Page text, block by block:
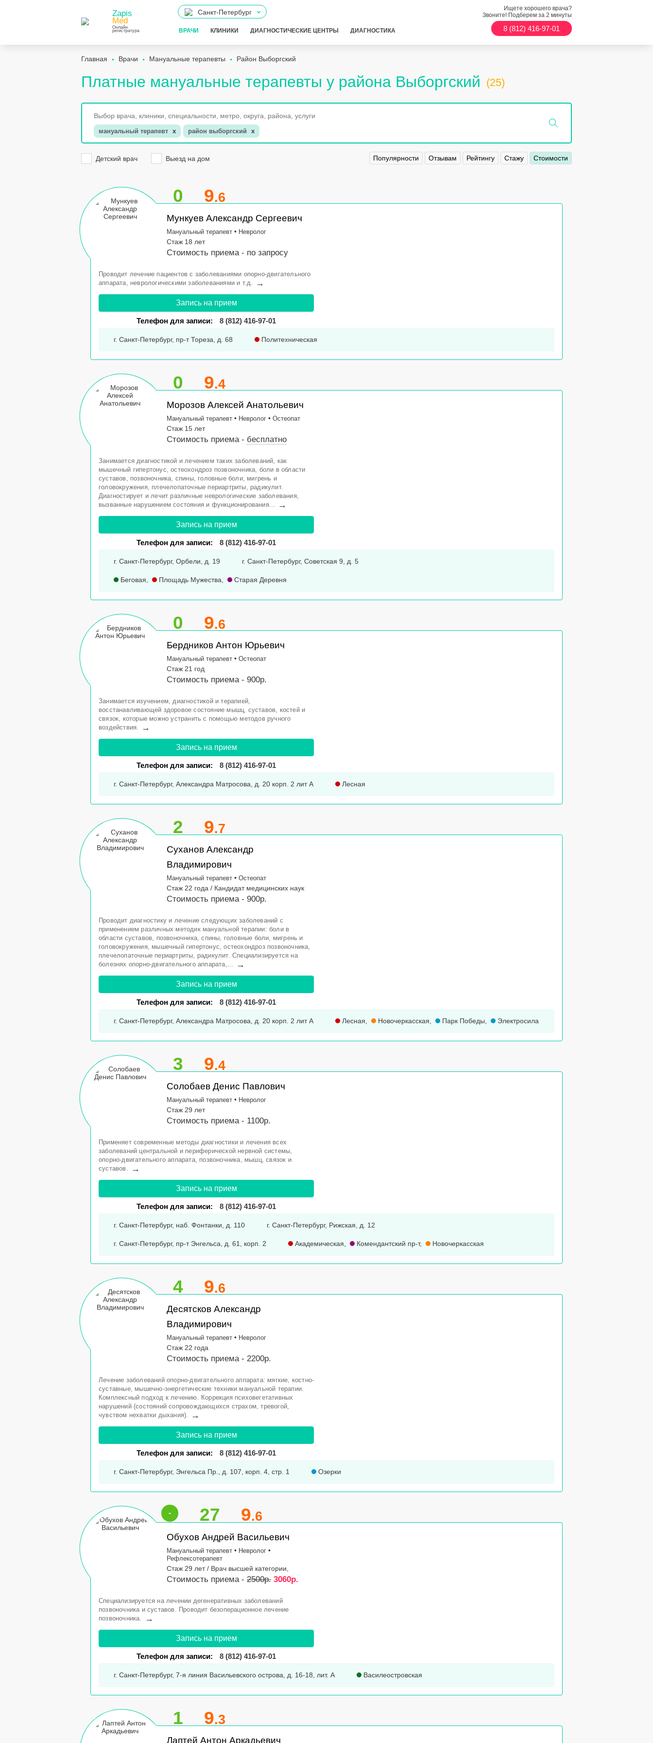
Zapis
Med
Онлайн
регистратура
Ищете хорошего врача?
Звоните! Подберем за 2 минуты
8 (812) 416-97-01
Санкт-Петербург
ВРАЧИ КЛИНИКИ ДИАГНОСТИЧЕСКИЕ ЦЕНТРЫ ДИАГНОСТИКА
Главная Врачи Мануальные терапевты Район Выборгский
Платные мануальные терапевты у района Выборгский (25)
мануальный терапевт x район выборгский x
Детский врач Выезд на дом Популярности Отзывам Рейтингу Стажу Стоимости
0 9.6
Мункуев Александр Сергеевич
Мануальный терапевт • Невролог
Стаж 18 лет
Стоимость приема - по запросу
Проводит лечение пациентов с заболеваниями опорно-двигательного
аппарата, неврологическими заболеваниями и т.д.
→
Запись на прием
Телефон для записи: 8 (812) 416-97-01
г. Санкт-Петербург, пр-т Тореза, д. 68 Политехническая
0 9.4
Морозов Алексей Анатольевич
Мануальный терапевт • Невролог • Остеопат
Стаж 15 лет
Стоимость приема - бесплатно
Занимается диагностикой и лечением таких заболеваний, как
мышечный гипертонус, остеохондроз позвоночника, боли в области
суставов, позвоночника, спины, головные боли, мигрень и
головокружения, плечелопаточные периартриты, радикулит.
Диагностирует и лечит различные неврологические заболевания,
вызванные нарушением состояния и функционирования...
→
Запись на прием
Телефон для записи: 8 (812) 416-97-01
г. Санкт-Петербург, Орбели, д. 19 г. Санкт-Петербург, Советская 9, д. 5
Беговая Площадь Мужества Старая Деревня
0 9.6
Бердников Антон Юрьевич
Мануальный терапевт • Остеопат
Стаж 21 год
Стоимость приема - 900р.
Занимается изучением, диагностикой и терапией,
восстанавливающей здоровое состояние мышц, суставов, костей и
связок, которые можно устранить с помощью методов ручного
воздействия.
→
Запись на прием
Телефон для записи: 8 (812) 416-97-01
г. Санкт-Петербург, Александра Матросова, д. 20 корп. 2 лит А Лесная
2 9.7
Суханов Александр
Владимирович
Мануальный терапевт • Остеопат
Стаж 22 года / Кандидат медицинских наук
Стоимость приема - 900р.
Проводит диагностику и лечение следующих заболеваний с
применением различных методик мануальной терапии: боли в
области суставов, позвоночника, спины, головные боли, мигрень и
головокружения, мышечный гипертонус, остеохондроз позвоночника,
плечелопаточные периартриты, радикулит. Специализируется на
болезнях опорно-двигательного аппарата,...
→
Запись на прием
Телефон для записи: 8 (812) 416-97-01
г. Санкт-Петербург, Александра Матросова, д. 20 корп. 2 лит А Лесная Новочеркасская Парк Победы Электросила
3 9.4
Солобаев Денис Павлович
Мануальный терапевт • Невролог
Стаж 29 лет
Стоимость приема - 1100р.
Применяет современные методы диагностики и лечения всех
заболеваний центральной и периферической нервной системы,
опорно-двигательного аппарата, позвоночника, мышц, связок и
суставов.
→
Запись на прием
Телефон для записи: 8 (812) 416-97-01
г. Санкт-Петербург, наб. Фонтанки, д. 110 г. Санкт-Петербург, Рижская, д. 12
г. Санкт-Петербург, пр-т Энгельса, д. 61, корп. 2 Академическая Комендантский пр-т, Новочеркасская
4 9.6
Десятсков Александр
Владимирович
Мануальный терапевт • Невролог
Стаж 22 года
Стоимость приема - 2200р.
Лечение заболеваний опорно-двигательного аппарата: мягкие, костно-
суставные, мышечно-энергетические техники мануальной терапии.
Комплексный подход к лечению. Коррекция психовегетативных
нарушений (состояний сопровождающихся страхом, тревогой,
чувством нехватки дыхания).
→
Запись на прием
Телефон для записи: 8 (812) 416-97-01
г. Санкт-Петербург, Энгельса Пр., д. 107, корп. 4, стр. 1 Озерки
-
27 9.6
Обухов Андрей Васильевич
Мануальный терапевт • Невролог •
Рефлексотерапевт
Стаж 29 лет / Врач высшей категории,
Стоимость приема - 2500р. 3060р.
Специализируется на лечении дегенеративных заболеваний
позвоночника и суставов. Проводит безоперационное лечение
позвоночника.
→
Запись на прием
Телефон для записи: 8 (812) 416-97-01
г. Санкт-Петербург, 7-я линия Васильевского острова, д. 16-18, лит. А Василеостровская
1 9.3
Лаптей Антон Аркадьевич